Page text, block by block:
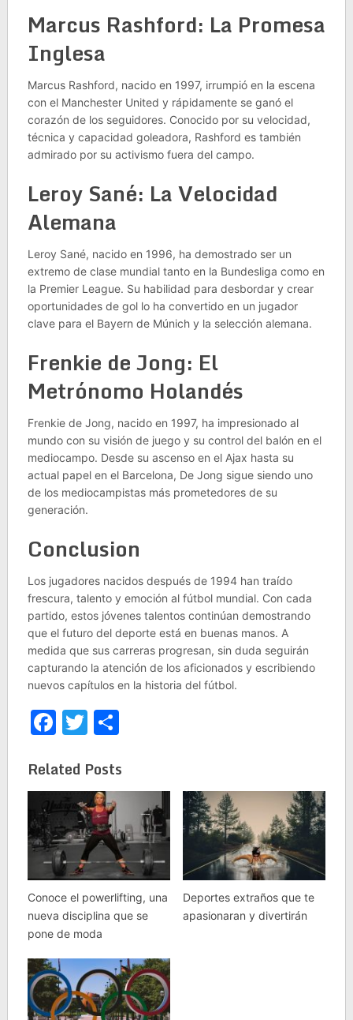
Marcus Rashford: La Promesa
Inglesa
Marcus Rashford, nacido en 1997, irrumpió en la escena
con el Manchester United y rápidamente se ganó el
corazón de los seguidores. Conocido por su velocidad,
técnica y capacidad goleadora, Rashford es también
admirado por su activismo fuera del campo.
Leroy Sané: La Velocidad
Alemana
Leroy Sané, nacido en 1996, ha demostrado ser un
extremo de clase mundial tanto en la Bundesliga como en
la Premier League. Su habilidad para desbordar y crear
oportunidades de gol lo ha convertido en un jugador
clave para el Bayern de Múnich y la selección alemana.
Frenkie de Jong: El
Metrónomo Holandés
Frenkie de Jong, nacido en 1997, ha impresionado al
mundo con su visión de juego y su control del balón en el
mediocampo. Desde su ascenso en el Ajax hasta su
actual papel en el Barcelona, De Jong sigue siendo uno
de los mediocampistas más prometedores de su
generación.
Conclusion
Los jugadores nacidos después de 1994 han traído
frescura, talento y emoción al fútbol mundial. Con cada
partido, estos jóvenes talentos continúan demostrando
que el futuro del deporte está en buenas manos. A
medida que sus carreras progresan, sin duda seguirán
capturando la atención de los aficionados y escribiendo
nuevos capítulos en la historia del fútbol.
Facebook
Twitter
Share
Related Posts
Conoce el powerlifting, una
nueva disciplina que se
pone de moda
Deportes extraños que te
apasionaran y divertirán